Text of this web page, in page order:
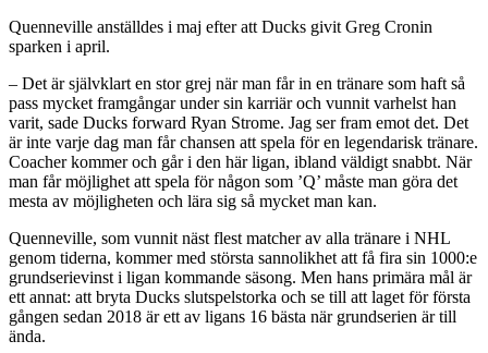
Quenneville anställdes i maj efter att Ducks givit Greg Cronin
sparken i april.
– Det är självklart en stor grej när man får in en tränare som haft så
pass mycket framgångar under sin karriär och vunnit varhelst han
varit, sade Ducks forward Ryan Strome. Jag ser fram emot det. Det
är inte varje dag man får chansen att spela för en legendarisk tränare.
Coacher kommer och går i den här ligan, ibland väldigt snabbt. När
man får möjlighet att spela för någon som ’Q’ måste man göra det
mesta av möjligheten och lära sig så mycket man kan.
Quenneville, som vunnit näst flest matcher av alla tränare i NHL
genom tiderna, kommer med största sannolikhet att få fira sin 1000:e
grundserievinst i ligan kommande säsong. Men hans primära mål är
ett annat: att bryta Ducks slutspelstorka och se till att laget för första
gången sedan 2018 är ett av ligans 16 bästa när grundserien är till
ända.